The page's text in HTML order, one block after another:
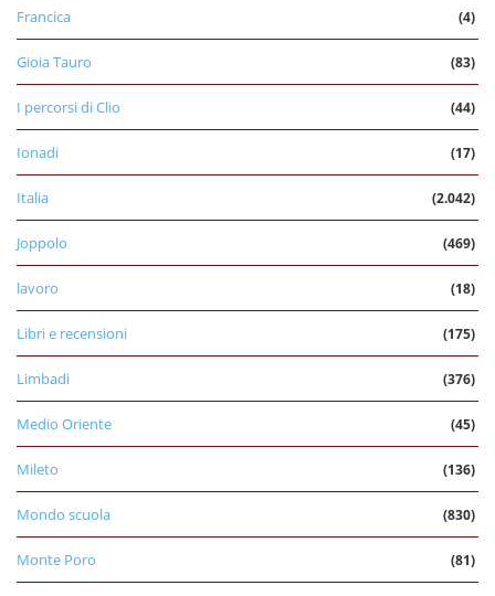
Francica (4)
Gioia Tauro (83)
I percorsi di Clio (44)
Ionadi (17)
Italia (2.042)
Joppolo (469)
lavoro (18)
Libri e recensioni (175)
Limbadi (376)
Medio Oriente (45)
Mileto (136)
Mondo scuola (830)
Monte Poro (81)